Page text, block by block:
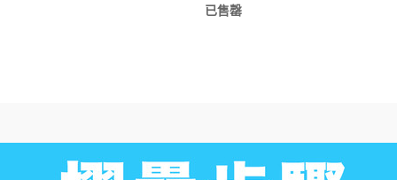
已售罄